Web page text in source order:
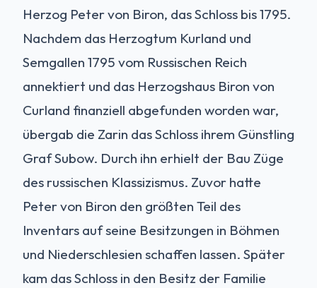
Herzog Peter von Biron, das Schloss bis 1795.
Nachdem das Herzogtum Kurland und
Semgallen 1795 vom Russischen Reich
annektiert und das Herzogshaus Biron von
Curland finanziell abgefunden worden war,
übergab die Zarin das Schloss ihrem Günstling
Graf Subow. Durch ihn erhielt der Bau Züge
des russischen Klassizismus. Zuvor hatte
Peter von Biron den größten Teil des
Inventars auf seine Besitzungen in Böhmen
und Niederschlesien schaffen lassen. Später
kam das Schloss in den Besitz der Familie